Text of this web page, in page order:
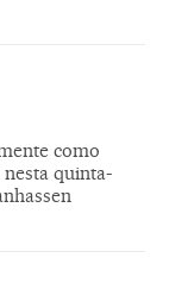
como
quinta-